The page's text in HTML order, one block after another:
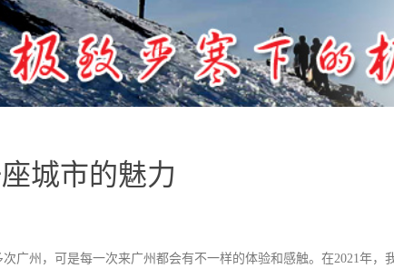
城市的魅力
广州，可是每一次来广州都会有不一样的体验和感触。在2021年，